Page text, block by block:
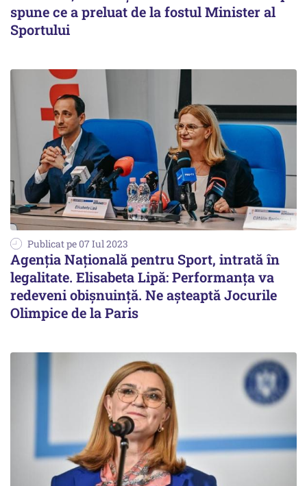
spune ce a preluat de la fostul Minister al
Sportului
Publicat pe 07 Iul 2023
Agenția Națională pentru Sport, intrată în
legalitate. Elisabeta Lipă: Performanța va
redeveni obișnuință. Ne așteaptă Jocurile
Olimpice de la Paris